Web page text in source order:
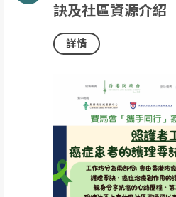
訣及社區資源介紹
詳情